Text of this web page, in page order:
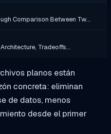
Comparison Between Tw…
Tradeoffs…
planos están
concreta: eliminan
de datos, menos
desde el primer